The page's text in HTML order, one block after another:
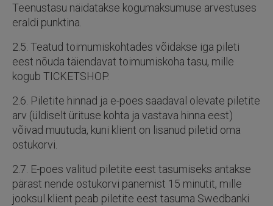
Teenustasu näidatakse kogumaksumuse arvestuses
eraldi punktina.
2.5. Teatud toimumiskohtades võidakse iga pileti
eest nõuda täiendavat toimumiskoha tasu, mille
kogub TICKETSHOP.
2.6. Piletite hinnad ja e-poes saadaval olevate piletite
arv (üldiselt ürituse kohta ja vastava hinna eest)
võivad muutuda, kuni klient on lisanud piletid oma
ostukorvi.
2.7. E-poes valitud piletite eest tasumiseks antakse
pärast nende ostukorvi panemist 15 minutit, mille
jooksul klient peab piletite eest tasuma Swedbanki